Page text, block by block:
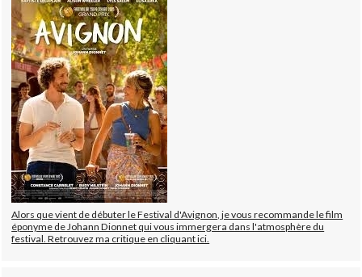
Alors que vient de débuter le Festival d'Avignon, je vous recommande le film
éponyme de Johann Dionnet qui vous immergera dans l'atmosphère du
festival. Retrouvez ma critique en cliquant ici.